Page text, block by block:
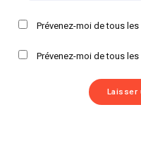
Prévenez-moi de tous les
Prévenez-moi de tous